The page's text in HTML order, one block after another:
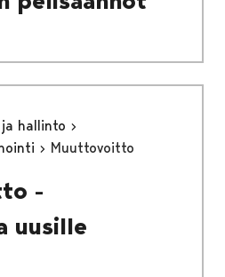
ja hallinto
Muuttovoitto
-
uusille